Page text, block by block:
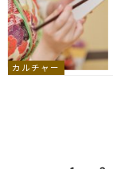
カルチャー